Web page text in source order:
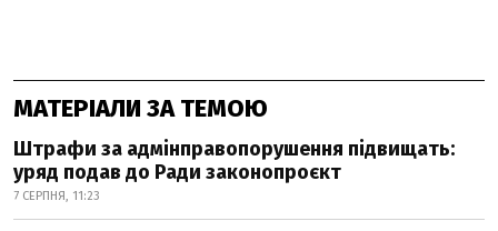
МАТЕРІАЛИ ЗА ТЕМОЮ
Штрафи за адмінправопорушення підвищать:
уряд подав до Ради законопроєкт
7 СЕРПНЯ, 11:23